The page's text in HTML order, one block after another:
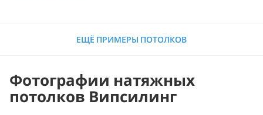
ЕЩЁ ПРИМЕРЫ ПОТОЛКОВ
Фотографии натяжных
потолков Випсилинг